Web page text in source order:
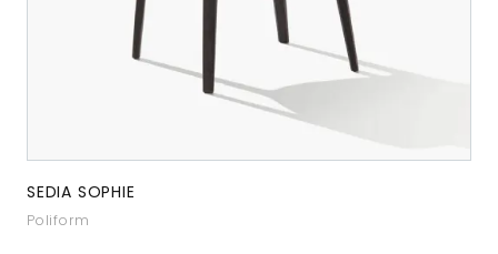
SEDIA SOPHIE
Poliform